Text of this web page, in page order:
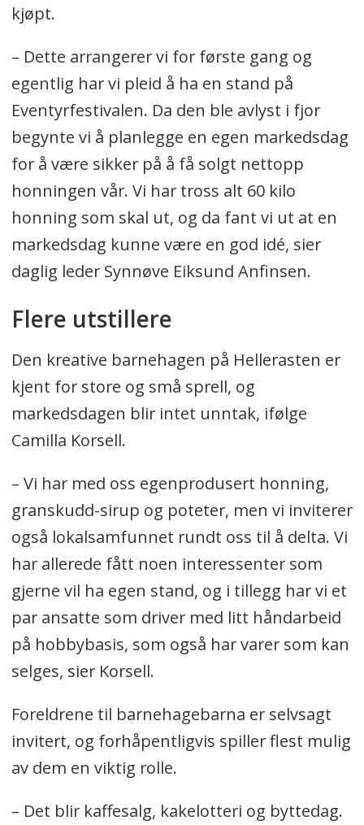
kjøpt.
– Dette arrangerer vi for første gang og
egentlig har vi pleid å ha en stand på
Eventyrfestivalen. Da den ble avlyst i fjor
begynte vi å planlegge en egen markedsdag
for å være sikker på å få solgt nettopp
honningen vår. Vi har tross alt 60 kilo
honning som skal ut, og da fant vi ut at en
markedsdag kunne være en god idé, sier
daglig leder Synnøve Eiksund Anfinsen.
Flere utstillere
Den kreative barnehagen på Hellerasten er
kjent for store og små sprell, og
markedsdagen blir intet unntak, ifølge
Camilla Korsell.
– Vi har med oss egenprodusert honning,
granskudd-sirup og poteter, men vi inviterer
også lokalsamfunnet rundt oss til å delta. Vi
har allerede fått noen interessenter som
gjerne vil ha egen stand, og i tillegg har vi et
par ansatte som driver med litt håndarbeid
på hobbybasis, som også har varer som kan
selges, sier Korsell.
Foreldrene til barnehagebarna er selvsagt
invitert, og forhåpentligvis spiller flest mulig
av dem en viktig rolle.
– Det blir kaffesalg, kakelotteri og byttedag.